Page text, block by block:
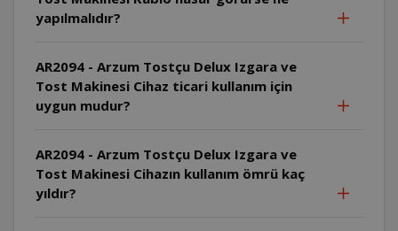
yapılmalıdır?
AR2094 - Arzum Tostçu Delux Izgara ve
Tost Makinesi Cihaz ticari kullanım için
uygun mudur?
AR2094 - Arzum Tostçu Delux Izgara ve
Tost Makinesi Cihazın kullanım ömrü kaç
yıldır?